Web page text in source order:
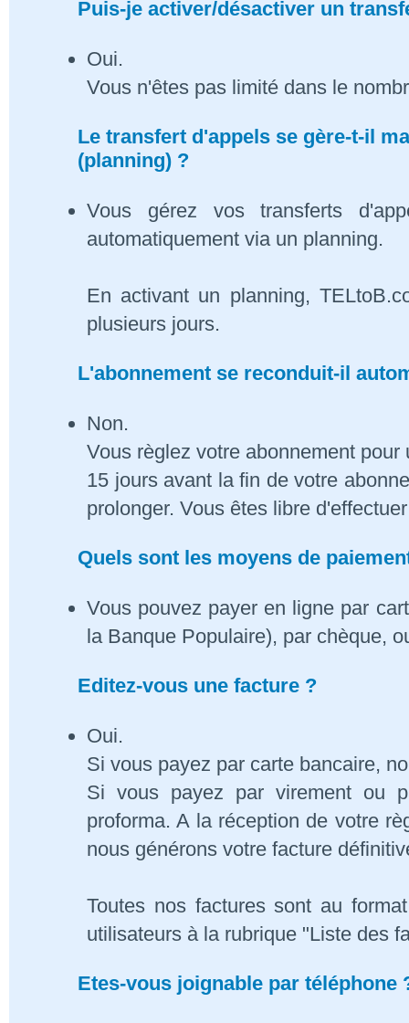
Puis-je activer/désactiver un
Oui.
Vous n'êtes pas limité dans le
Le transfert d'appels se gère-t-il
(planning) ?
Vous gérez vos transferts
automatiquement via un planning.
En activant un planning,
plusieurs jours.
L'abonnement se reconduit-il
Non.
Vous règlez votre abonnement
15 jours avant la fin de votre
prolonger. Vous êtes libre
Quels sont les moyens de
Vous pouvez payer en ligne par
la Banque Populaire), par chèque,
Editez-vous une facture ?
Oui.
Si vous payez par carte bancaire,
Si vous payez par virement ou
proforma. A la réception de votre
nous générons votre facture
Toutes nos factures sont au
utilisateurs à la rubrique "Liste des
Etes-vous joignable par téléphone